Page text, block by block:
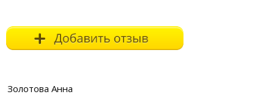
Золотова Анна